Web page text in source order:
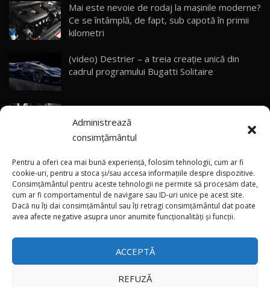
Administrează
consimțământul
Pentru a oferi cea mai bună experiență, folosim tehnologii, cum ar fi
cookie-uri, pentru a stoca și/sau accesa informațiile despre dispozitive.
Consimțământul pentru aceste tehnologii ne permite să procesăm date,
cum ar fi comportamentul de navigare sau ID-uri unice pe acest site.
Dacă nu îți dai consimțământul sau îți retragi consimțământul dat poate
avea afecte negative asupra unor anumite funcționalități și funcții.
ACCEPTĂ
REFUZĂ
ZEEKR 9X - PRIMUL TEST DRIVE ÎN ROMÂNĂ!
CUM SE CONDUCE?
33:40
30
Primele impresii despre BYD Seal U DM-i,
Sealion 7 și Seal 5 DM-i / Test Drive
AutoBlog.MD
13:56
Noul Volvo EX90 / Test Drive AutoBlog.MD
32:06
33
MG RX5 - își merită banii? / Test Drive
AutoBlog.MD
34
Noul DACIA DUSTER DIESEL! Primul test drive în
română
Mai este nevoie de rodaj la mașinile moderne?
Ce se întâmplă, de fapt, sub capotă în primii
kilometri
(video) Destrier – a treia creație unică din
cadrul programului Bugatti Solitaire
(video) SRT prezintă tehnologia eBoost Air
care elimină decalajul turbo
ANRE: Detensionarea relativă a situației din
Golf influențează prețurile la carburanți în
Moldova
(foto/video) Imaginea zilei: Și în SUA polițiștii
uneori „stau în tufari”
×